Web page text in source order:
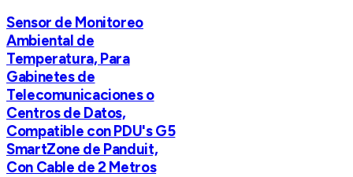
Sensor de Monitoreo
Ambiental de
Temperatura, Para
Gabinetes de
Telecomunicaciones o
Centros de Datos,
Compatible con PDU's G5
SmartZone de Panduit,
Con Cable de 2 Metros